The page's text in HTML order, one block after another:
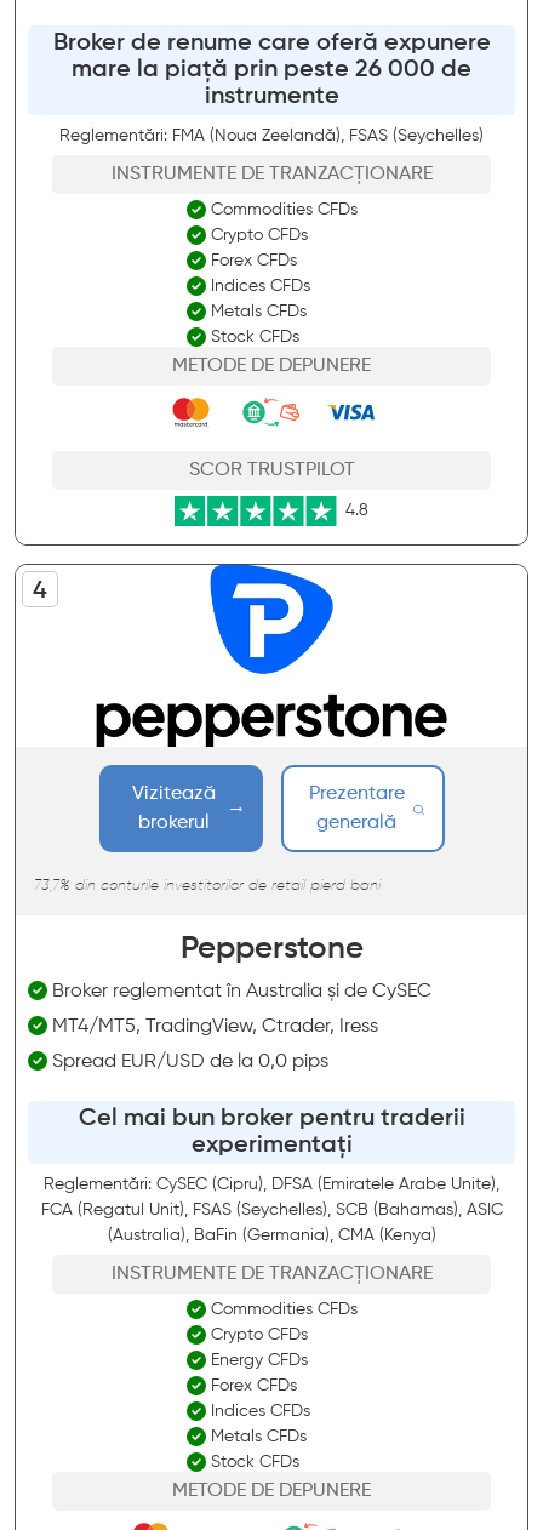
Broker de renume care oferă expunere
mare la piață prin peste 26 000 de
instrumente
Reglementări: FMA (Noua Zeelandă), FSAS (Seychelles)
INSTRUMENTE DE TRANZACȚIONARE
Commodities CFDs
Crypto CFDs
Forex CFDs
Indices CFDs
Metals CFDs
Stock CFDs
METODE DE DEPUNERE
SCOR TRUSTPILOT
4.8
Vizitează
brokerul
Prezentare
generală
73,7% din conturile investitorilor de retail pierd bani
Pepperstone
Broker reglementat în Australia și de CySEC
MT4/MT5, TradingView, Ctrader, Iress
Spread EUR/USD de la 0,0 pips
Cel mai bun broker pentru traderii
experimentați
Reglementări: CySEC (Cipru), DFSA (Emiratele Arabe Unite),
FCA (Regatul Unit), FSAS (Seychelles), SCB (Bahamas), ASIC
(Australia), BaFin (Germania), CMA (Kenya)
INSTRUMENTE DE TRANZACȚIONARE
Commodities CFDs
Crypto CFDs
Energy CFDs
Forex CFDs
Indices CFDs
Metals CFDs
Stock CFDs
METODE DE DEPUNERE